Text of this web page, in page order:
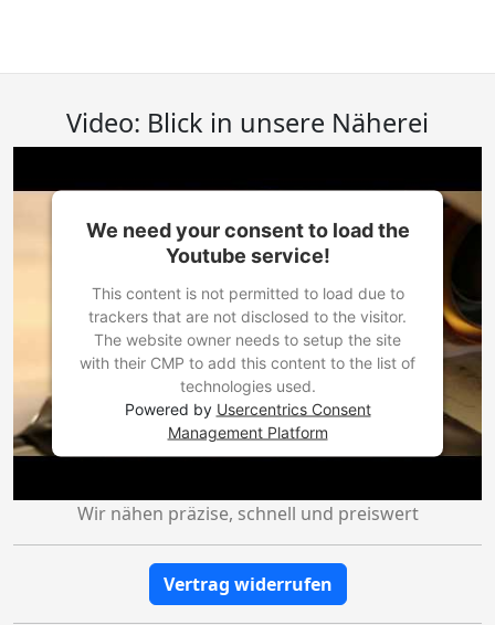
Video: Blick in unsere Näherei
We need your consent to load the
Youtube service!
This content is not permitted to load due to
trackers that are not disclosed to the visitor.
The website owner needs to setup the site
with their CMP to add this content to the list of
technologies used.
Powered by Usercentrics Consent
Management Platform
Wir nähen präzise, schnell und preiswert
Vertrag widerrufen